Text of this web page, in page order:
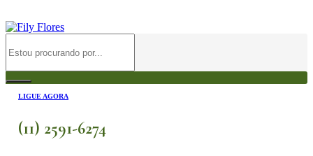
LIGUE AGORA
(11) 2591-6274